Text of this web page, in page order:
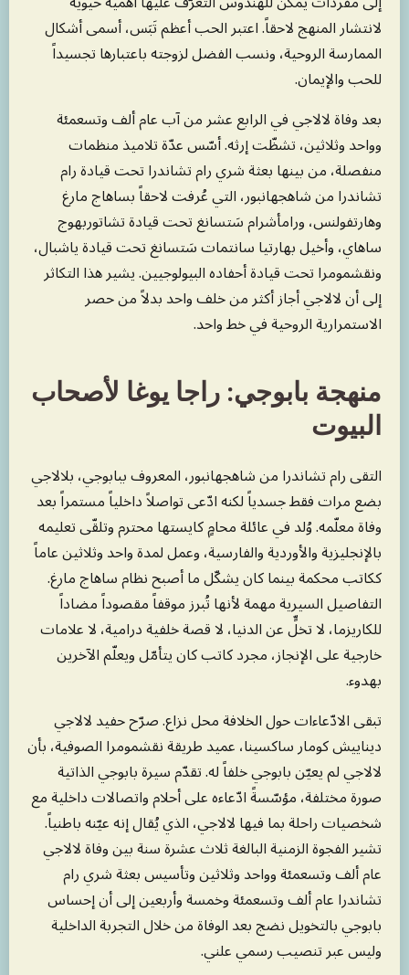
لانتشار المنهج لاحقاً. اعتبر الحب أعظم تَبَس، أسمى أشكال
الممارسة الروحية، ونسب الفضل لزوجته باعتبارها تجسيداً
للحب والإيمان.
بعد وفاة لالاجي في الرابع عشر من آب عام ألف وتسعمئة
وواحد وثلاثين، تشظّت إرثه. أسّس عدّة تلاميذ منظمات
منفصلة، من بينها بعثة شري رام تشاندرا تحت قيادة رام
تشاندرا من شاهجهانبور، التي عُرفت لاحقاً بساهاج مارغ
وهارتفولنس، ورامأشرام سَتسانغ تحت قيادة تشاتوربهوج
ساهاي، وأخيل بهارتيا سانتمات سَتسانغ تحت قيادة ياشبال،
ونقشمومرا تحت قيادة أحفاده البيولوجيين. يشير هذا التكاثر
إلى أن لالاجي أجاز أكثر من خلف واحد بدلاً من حصر
الاستمرارية الروحية في خط واحد.
منهجة بابوجي: راجا يوغا لأصحاب
البيوت
التقى رام تشاندرا من شاهجهانبور، المعروف ببابوجي، بلالاجي
بضع مرات فقط جسدياً لكنه ادّعى تواصلاً داخلياً مستمراً بعد
وفاة معلّمه. وُلد في عائلة محامٍ كايستها محترم وتلقّى تعليمه
بالإنجليزية والأوردية والفارسية، وعمل لمدة واحد وثلاثين عاماً
ككاتب محكمة بينما كان يشكّل ما أصبح نظام ساهاج مارغ.
التفاصيل السيرية مهمة لأنها تُبرز موقفاً مقصوداً مضاداً
للكاريزما، لا تخلٍّ عن الدنيا، لا قصة خلفية درامية، لا علامات
خارجية على الإنجاز، مجرد كاتب كان يتأمّل ويعلّم الآخرين
بهدوء.
تبقى الادّعاءات حول الخلافة محل نزاع. صرّح حفيد لالاجي
ديناييش كومار ساكسينا، عميد طريقة نقشمومرا الصوفية، بأن
لالاجي لم يعيّن بابوجي خلفاً له. تقدّم سيرة بابوجي الذاتية
صورة مختلفة، مؤسّسةً ادّعاءه على أحلام واتصالات داخلية مع
شخصيات راحلة بما فيها لالاجي، الذي يُقال إنه عيّنه باطنياً.
تشير الفجوة الزمنية البالغة ثلاث عشرة سنة بين وفاة لالاجي
عام ألف وتسعمئة وواحد وثلاثين وتأسيس بعثة شري رام
تشاندرا عام ألف وتسعمئة وخمسة وأربعين إلى أن إحساس
بابوجي بالتخويل نضج بعد الوفاة من خلال التجربة الداخلية
وليس عبر تنصيب رسمي علني.